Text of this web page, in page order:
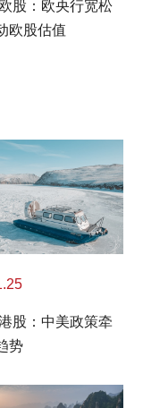
股：欧央行宽松
欧股估值
股：中美政策牵
势